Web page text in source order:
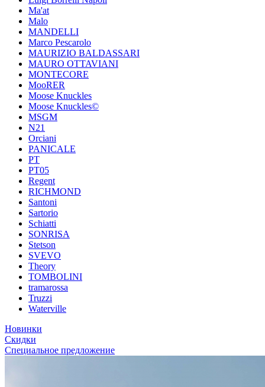
Ma'at
Malo
MANDELLI
Marco Pescarolo
MAURIZIO BALDASSARI
MAURO OTTAVIANI
MONTECORE
MooRER
Moose Knuckles
Moose Knuckles©️
MSGM
N21
Orciani
PANICALE
PT
PT05
Regent
RICHMOND
Santoni
Sartorio
Schiatti
SONRISA
Stetson
SVEVO
Theory
TOMBOLINI
tramarossa
Truzzi
Waterville
Новинки
Скидки
Специальное предложение